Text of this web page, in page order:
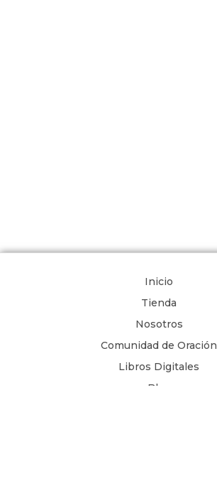
Inicio
Tienda
Nosotros
Comunidad de Oración
Libros Digitales
Blog